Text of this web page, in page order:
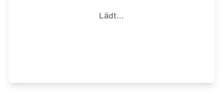
Lädt...